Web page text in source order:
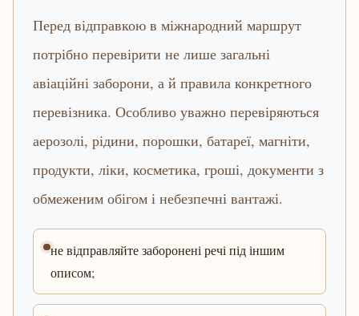
Перед відправкою в міжнародний маршрут
потрібно перевірити не лише загальні
авіаційні заборони, а й правила конкретного
перевізника. Особливо уважно перевіряються
аерозолі, рідини, порошки, батареї, магніти,
продукти, ліки, косметика, гроші, документи з
обмеженим обігом і небезпечні вантажі.
не відправляйте заборонені речі під іншим
описом;